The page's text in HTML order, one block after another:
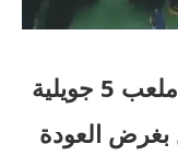
غادرت بعثة نادي نهضة بركان ملعب 5 جويلية
بغرض العودة